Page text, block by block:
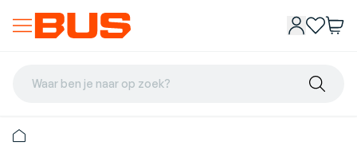
Waar ben je naar op zoek?